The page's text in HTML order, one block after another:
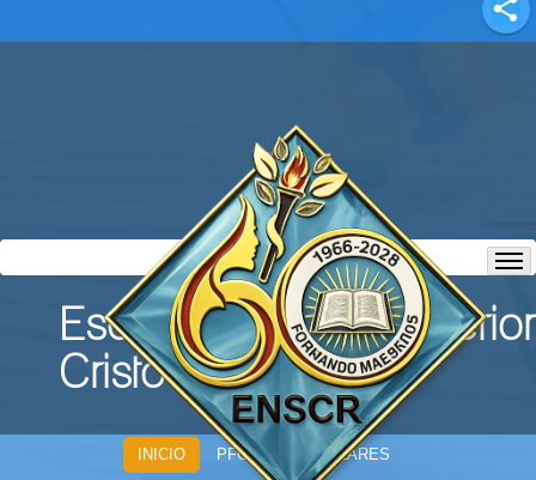
Escuela Normal Superior
Cristo Rey
INICIO PFC CIRCULARES